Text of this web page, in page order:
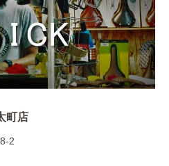
町店
2